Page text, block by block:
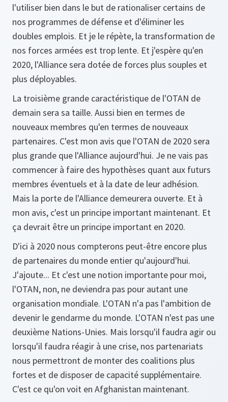
l'utiliser bien dans le but de rationaliser certains de
nos programmes de défense et d'éliminer les
doubles emplois. Et je le répète, la transformation de
nos forces armées est trop lente. Et j'espère qu'en
2020, l'Alliance sera dotée de forces plus souples et
plus déployables.
La troisième grande caractéristique de l'OTAN de
demain sera sa taille. Aussi bien en termes de
nouveaux membres qu'en termes de nouveaux
partenaires. C'est mon avis que l'OTAN de 2020 sera
plus grande que l'Alliance aujourd'hui. Je ne vais pas
commencer à faire des hypothèses quant aux futurs
membres éventuels et à la date de leur adhésion.
Mais la porte de l'Alliance demeurera ouverte. Et à
mon avis, c'est un principe important maintenant. Et
ça devrait être un principe important en 2020.
D'ici à 2020 nous compterons peut-être encore plus
de partenaires du monde entier qu'aujourd'hui.
J'ajoute... Et c'est une notion importante pour moi,
l'OTAN, non, ne deviendra pas pour autant une
organisation mondiale. L'OTAN n'a pas l'ambition de
devenir le gendarme du monde. L'OTAN n'est pas une
deuxième Nations-Unies. Mais lorsqu'il faudra agir ou
lorsqu'il faudra réagir à une crise, nos partenariats
nous permettront de monter des coalitions plus
fortes et de disposer de capacité supplémentaire.
C'est ce qu'on voit en Afghanistan maintenant.